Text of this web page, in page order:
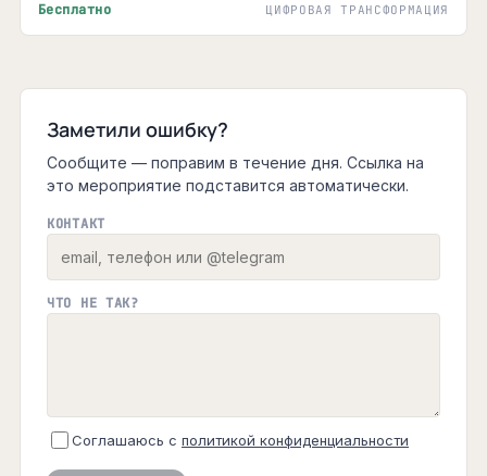
Бесплатно ЦИФРОВАЯ ТРАНСФОРМАЦИЯ
Заметили ошибку?
Сообщите — поправим в течение дня. Ссылка на
это мероприятие подставится автоматически.
КОНТАКТ
ЧТО НЕ ТАК?
Соглашаюсь с политикой конфиденциальности